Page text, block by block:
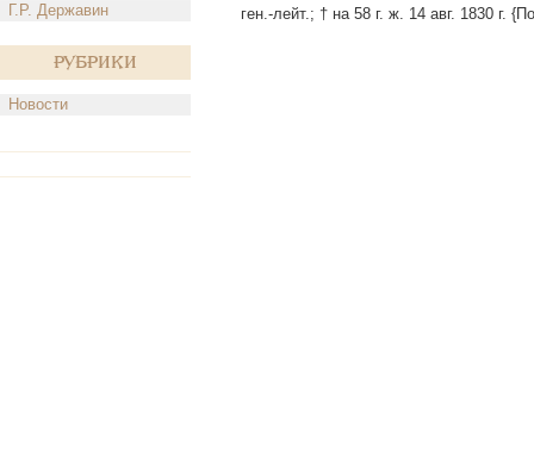
Г.Р. Державин
Рубрики
Новости
ген.-лейт.; † на 58 г. ж. 14 авг. 1830 г.